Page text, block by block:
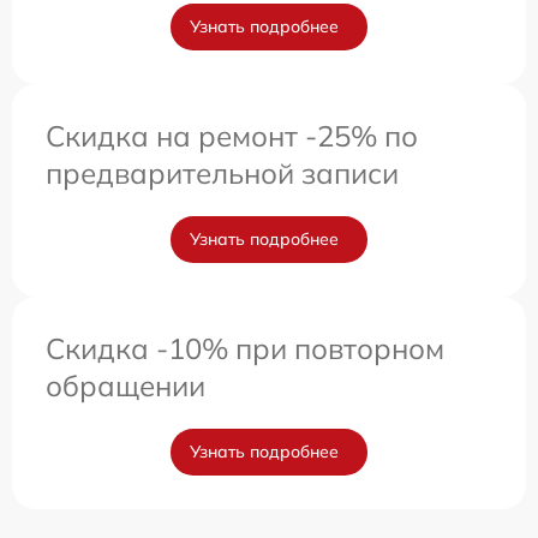
Узнать подробнее
Скидка на ремонт -25% по
предварительной записи
Узнать подробнее
Скидка -10% при повторном
обращении
Узнать подробнее